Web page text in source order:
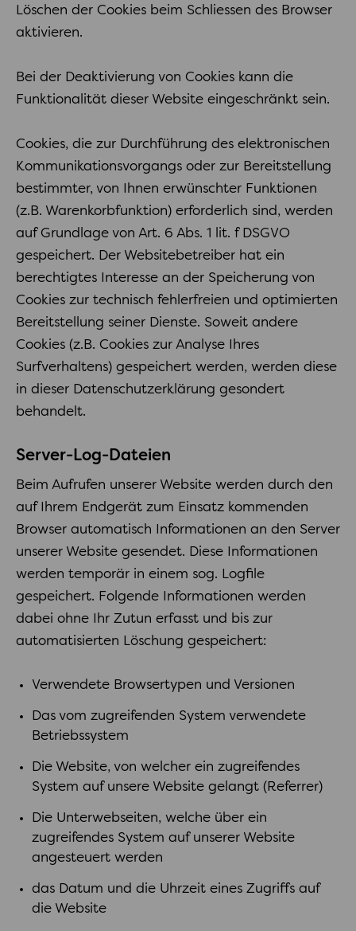
Löschen der Cookies beim Schliessen des Browser
aktivieren.
Bei der Deaktivierung von Cookies kann die
Funktionalität dieser Website eingeschränkt sein.
Cookies, die zur Durchführung des elektronischen
Kommunikationsvorgangs oder zur Bereitstellung
bestimmter, von Ihnen erwünschter Funktionen
(z.B. Warenkorbfunktion) erforderlich sind, werden
auf Grundlage von Art. 6 Abs. 1 lit. f DSGVO
gespeichert. Der Websitebetreiber hat ein
berechtigtes Interesse an der Speicherung von
Cookies zur technisch fehlerfreien und optimierten
Bereitstellung seiner Dienste. Soweit andere
Cookies (z.B. Cookies zur Analyse Ihres
Surfverhaltens) gespeichert werden, werden diese
in dieser Datenschutzerklärung gesondert
behandelt.
Server-Log-Dateien
Beim Aufrufen unserer Website werden durch den
auf Ihrem Endgerät zum Einsatz kommenden
Browser automatisch Informationen an den Server
unserer Website gesendet. Diese Informationen
werden temporär in einem sog. Logfile
gespeichert. Folgende Informationen werden
dabei ohne Ihr Zutun erfasst und bis zur
automatisierten Löschung gespeichert:
Verwendete Browsertypen und Versionen
Das vom zugreifenden System verwendete
Betriebssystem
Die Website, von welcher ein zugreifendes
System auf unsere Website gelangt (Referrer)
Die Unterwebseiten, welche über ein
zugreifendes System auf unserer Website
angesteuert werden
das Datum und die Uhrzeit eines Zugriffs auf
die Website